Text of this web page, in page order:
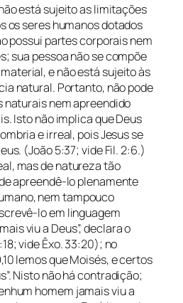
está sujeito as limitações
os seres humanos dotados
possui partes corporais nem
sua pessoa não se compõe
e não está sujeito às
natural. Portanto, não pode
naturais nem apreendido
Isto não implica que Deus
e irreal, pois Jesus se
(João 5:37; vide Fil. 2:6.)
mas de natureza tão
apreendê-lo plenamente
nem tampouco
lo em linguagem
viu a Deus”, declara o
vide Êxo. 33:20); no
lemos que Moisés, e certos
Nisto não há contradição;
homem jamais viu a